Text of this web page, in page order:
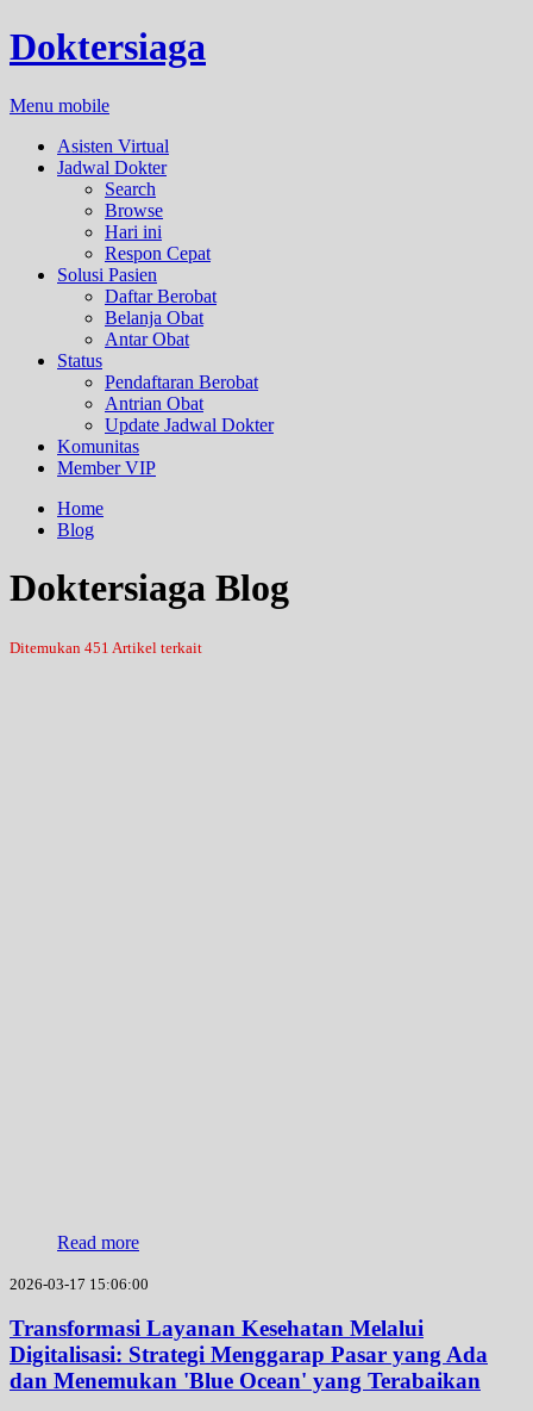
Doktersiaga
Menu mobile
Asisten Virtual
Jadwal Dokter
Search
Browse
Hari ini
Respon Cepat
Solusi Pasien
Daftar Berobat
Belanja Obat
Antar Obat
Status
Pendaftaran Berobat
Antrian Obat
Update Jadwal Dokter
Komunitas
Member VIP
Home
Blog
Doktersiaga Blog
Ditemukan 451 Artikel terkait
Read more
2026-03-17 15:06:00
Transformasi Layanan Kesehatan Melalui
Digitalisasi: Strategi Menggarap Pasar yang Ada
dan Menemukan 'Blue Ocean' yang Terabaikan